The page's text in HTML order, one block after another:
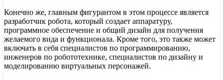
Конечно же, главным фигурантом в этом процессе является
разработчик робота, который создает аппаратуру,
программное обеспечение и общий дизайн для получения
желаемого вида и функционала. Кроме того, это также может
включать в себя специалистов по программированию,
инженеров по робототехнике, специалистов по дизайну и
моделированию виртуальных персонажей.